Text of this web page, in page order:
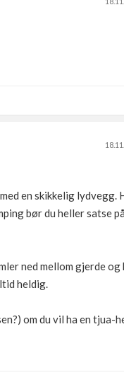
en skikkelig lydvegg.
bør du heller satse
ned mellom gjerde og
heldig.
om du vil ha en tjua-